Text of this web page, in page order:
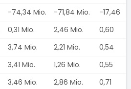
-74,34 Mio. -71,84 Mio. -17,46
0,31 Mio. 2,46 Mio. 0,60
3,74 Mio. 2,21 Mio. 0,54
3,41 Mio. 1,26 Mio. 0,55
3,46 Mio. 2,86 Mio. 0,71